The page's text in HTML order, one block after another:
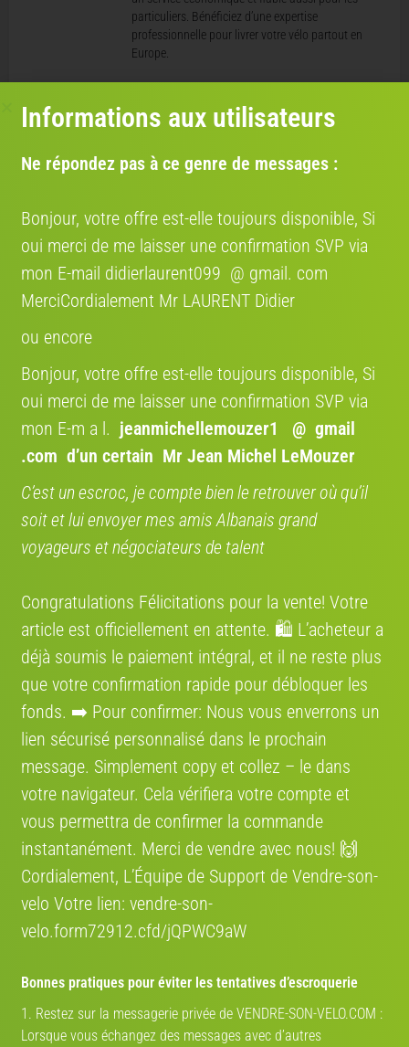
particuliers. Bénéficiez d’une expertise
professionnelle pour livrer votre vélo partout en
Europe.
PARTICULIER EN FRANCE
vente de vélo aussi fluide que possible entre
particuliers. Grâce à notre partenariat avec Cocolis,
pratique, économique et respectueuse de
Où se situe le vélo
Région:
Estimez la valeur de votre vélo ici
Route VTT Gravel Ville VAE
Marque
Année
Modèle
État
Lancer l'estimation V-IA
Estimation parvendre-son-velo.com— données marché actualisées ·2 740 estimations réalisées
Mon partenaire de vélo
TROUVEZ VOTRE PARTENAIRE
!
DÉJÀ DES MILLIERS DE PROFILS
Informations aux utilisateurs
Ne répondez pas à ce genre de messages :
Bonjour, votre offre est-elle toujours disponible, Si
oui merci de me laisser une confirmation SVP via
mon E-mail didierlaurent099 @ gmail. com
MerciCordialement Mr LAURENT Didier
ou encore
Bonjour, votre offre est-elle toujours disponible, Si
oui merci de me laisser une confirmation SVP via
mon E-m a l. jeanmichellemouzer1 @ gmail
.com d’un certain Mr Jean Michel LeMouzer
C’est un escroc, je compte bien le retrouver où qu’il
soit et lui envoyer mes amis Albanais grand
voyageurs et négociateurs de talent
Congratulations Félicitations pour la vente! Votre
article est officiellement en attente. 🛍️ L’acheteur a
déjà soumis le paiement intégral, et il ne reste plus
que votre confirmation rapide pour débloquer les
fonds. ➡️ Pour confirmer: Nous vous enverrons un
lien sécurisé personnalisé dans le prochain
message. Simplement сору et collez – le dans
votre navigateur. Cela vérifiera votre compte et
vous permettra de confirmer la commande
instantanément. Merci de vendre avec nous! 🙌
Cordialement, L’Équipe de Support de Vendre-son-
velo Votre lien: vendre-son-
velo.form72912.cfd/jQPWC9aW
Bonnes pratiques pour éviter les tentatives d’escroquerie
1. Restez sur la messagerie privée de VENDRE-SON-VELO.COM :
Lorsque vous échangez des messages avec d’autres